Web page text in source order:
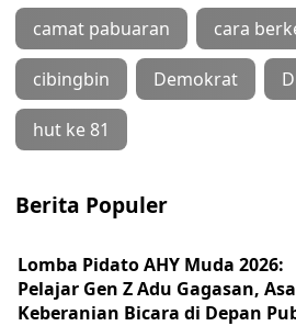
camat pabuaran cara
cibingbin Demokrat
hut ke 81
Berita Populer
Lomba Pidato AHY Muda 2026:
Pelajar Gen Z Adu Gagasan,
Keberanian Bicara di Depan